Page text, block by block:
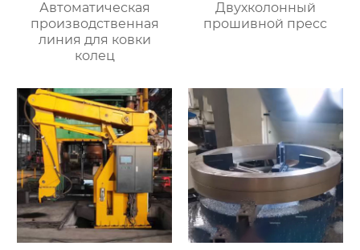
Автоматическая
производственная
линия для ковки
колец
Двухколонный
прошивной пресс